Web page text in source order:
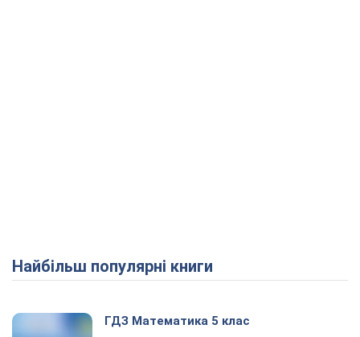
Найбільш популярні книги
ГДЗ Математика 5 клас